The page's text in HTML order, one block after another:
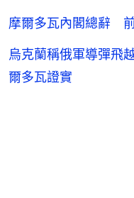
摩爾多瓦內閣總辭
烏克蘭稱俄軍導彈
爾多瓦證實